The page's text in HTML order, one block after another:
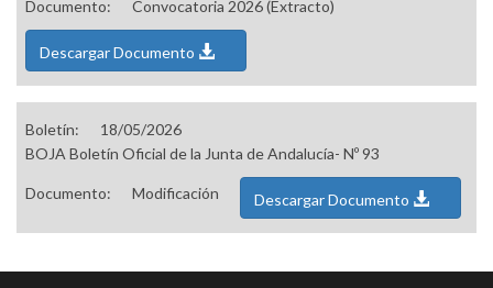
Documento:
Convocatoria 2026 (Extracto)
Descargar Documento
Boletín:
18/05/2026
BOJA Boletín Oficial de la Junta de Andalucía- Nº 93
Documento: Modificación Descargar Documento